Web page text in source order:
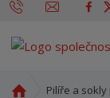
Pilíře a